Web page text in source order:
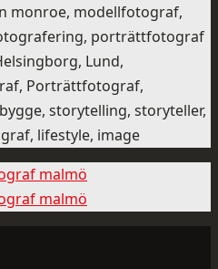
monroe, modellfotograf,
porträttfotograf
Lund,
Porträttfotograf,
storytelling, storyteller,
lifestyle, image
malmö
malmö